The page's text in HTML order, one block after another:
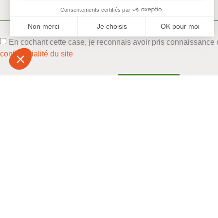
Consentements certifiés par
Non merci Je choisis OK pour moi
Axeptio consent
Plateforme de Gestion du Consentement : Personnalisez
Notre plateforme vous permet d'adapter et de gérer vos
En cochant cette case, je reconnais avoir pris connaissance
confidentialité du site